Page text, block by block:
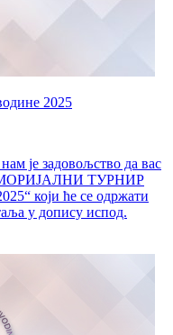
2025
је задовољство да вас
ТУРНИР
који ће се одржати
у допису испод.